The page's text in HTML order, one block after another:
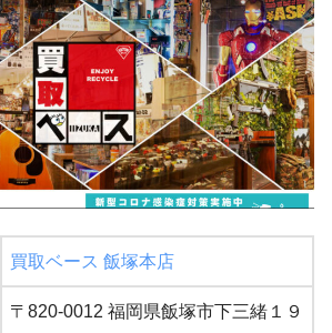
買取ベース 飯塚本店
〒820-0012 福岡県飯塚市下三緒１９